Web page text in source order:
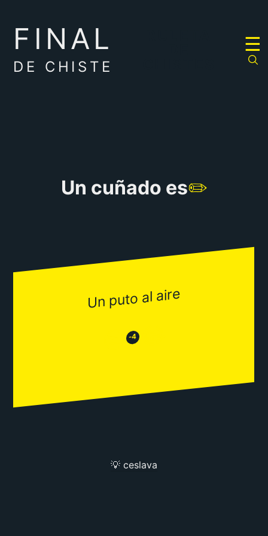
FINAL
DE CHISTE
☰
Un cuñado es✏️
Un puto al aire
😒 -4 😂
💡 ceslava